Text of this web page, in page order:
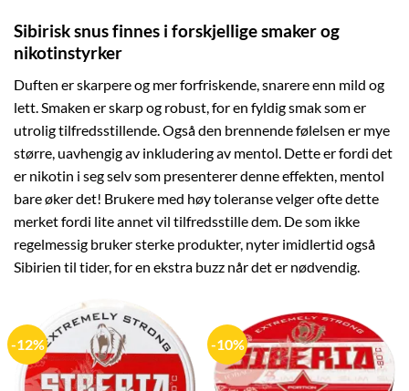
Sibirisk snus finnes i forskjellige smaker og
nikotinstyrker
Duften er skarpere og mer forfriskende, snarere enn mild og
lett. Smaken er skarp og robust, for en fyldig smak som er
utrolig tilfredsstillende. Også den brennende følelsen er mye
større, uavhengig av inkludering av mentol. Dette er fordi det
er nikotin i seg selv som presenterer denne effekten, mentol
bare øker det! Brukere med høy toleranse velger ofte dette
merket fordi lite annet vil tilfredsstille dem. De som ikke
regelmessig bruker sterke produkter, nyter imidlertid også
Sibirien til tider, for en ekstra buzz når det er nødvendig.
-12% -10%